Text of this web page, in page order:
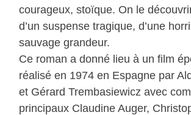
courageux, stoïque. On le
d’un suspense tragique, d’une
sauvage grandeur.
Ce roman a donné lieu à un film
réalisé en 1974 en Espagne par
et Gérard Trembasiewicz avec
principaux Claudine Auger,